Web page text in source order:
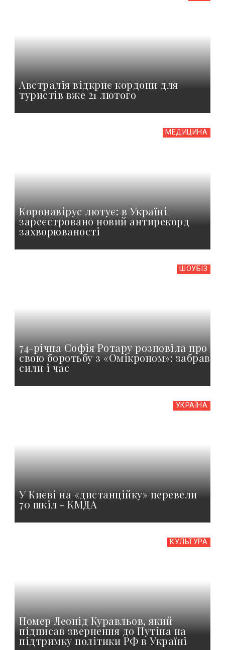
Австралія відкриє кордони для
туристів вже 21 лютого
МЕДИЦИНА
Коронавірус лютує: в Україні
зареєстровано новий антирекорд
захворюваності
ШОУБIЗ
74-річна Софія Ротару розповіла про
свою боротьбу з «Омікроном»: забрав
сили і час
УКРАЇНА
У Києві на «дистанційку» перевели
70 шкіл - КМДА
КУЛЬТУРА
Помер Леонід Куравльов, який
підписав звернення до Путіна на
підтримку політики РФ в Україні